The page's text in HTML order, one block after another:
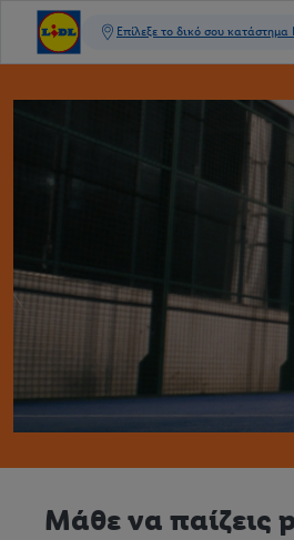
Mάθε να παίζεις